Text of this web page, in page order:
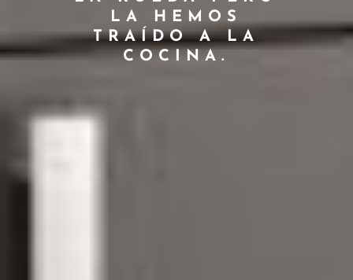
LA HEMOS
TRAÍDO A LA
COCINA.